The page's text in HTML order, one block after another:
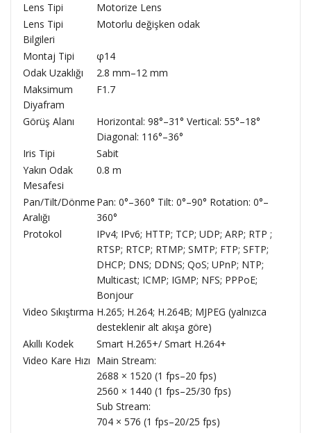
Lens Tipi
Motorize Lens
Lens Tipi
Bilgileri
Motorlu değişken odak
Montaj Tipi
φ14
Odak Uzaklığı
2.8 mm–12 mm
Maksimum
Diyafram
F1.7
Görüş Alanı
Horizontal: 98°–31° Vertical: 55°–18°
Diagonal: 116°–36°
Iris Tipi
Sabit
Yakın Odak
Mesafesi
0.8 m
Pan/Tilt/Dönme
Aralığı
Pan: 0°–360° Tilt: 0°–90° Rotation: 0°–
360°
Protokol
IPv4; IPv6; HTTP; TCP; UDP; ARP; RTP ;
RTSP; RTCP; RTMP; SMTP; FTP; SFTP;
DHCP; DNS; DDNS; QoS; UPnP; NTP;
Multicast; ICMP; IGMP; NFS; PPPoE;
Bonjour
Video Sıkıştırma H.265; H.264; H.264B; MJPEG (yalnızca
desteklenir alt akışa göre)
Akıllı Kodek
Smart H.265+/ Smart H.264+
Video Kare Hızı Main Stream:
2688 × 1520 (1 fps–20 fps)
2560 × 1440 (1 fps–25/30 fps)
Sub Stream:
704 × 576 (1 fps–20/25 fps)